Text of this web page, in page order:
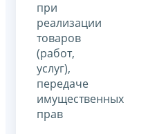
при
реализации
товаров
(работ,
услуг),
передаче
имущественных
прав